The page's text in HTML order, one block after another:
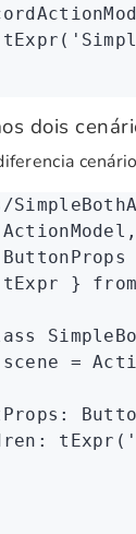
tExpr (
dois
,
} from
scene =
:
: tExpr (